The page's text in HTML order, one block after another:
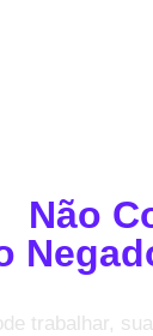
Não
trabalhar,